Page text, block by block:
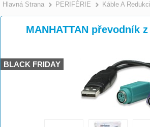
Hlavná Strana >
PERIFÉRIE Káble A
MANHATTAN převodník
BLACK FRIDAY